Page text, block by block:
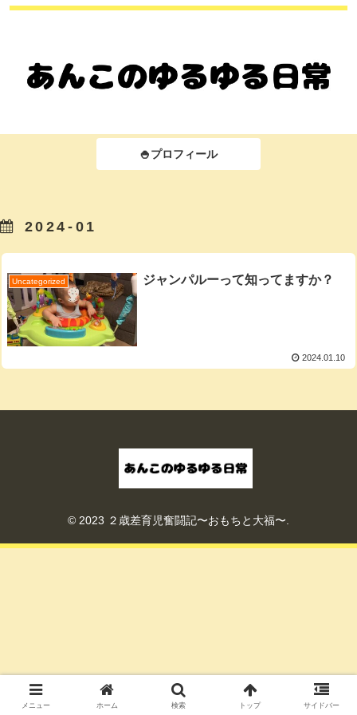
🍚プロフィール
2024-01
Uncategorized ジャンパルーって知ってますか？
2024.01.10
© 2023 ２歳差育児奮闘記〜おもちと大福〜.
メニュー ホーム 検索 トップ サイドバー